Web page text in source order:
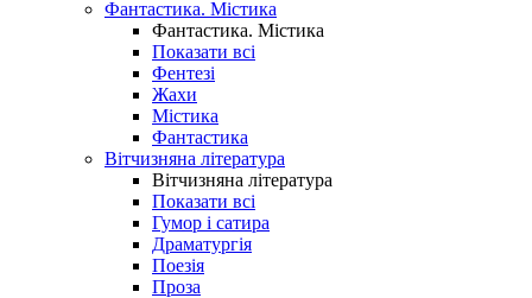
Фантастика. Містика
Фантастика. Містика
Показати всі
Фентезі
Жахи
Містика
Фантастика
Вітчизняна література
Вітчизняна література
Показати всі
Гумор і сатира
Драматургія
Поезія
Проза